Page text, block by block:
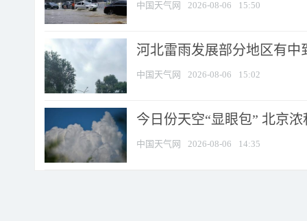
中国天气网 2026-08-06 15:50
河北雷雨发展部分地区有中
中国天气网 2026-08-06 15:02
今日份天空“显眼包” 北京
中国天气网 2026-08-06 14:35